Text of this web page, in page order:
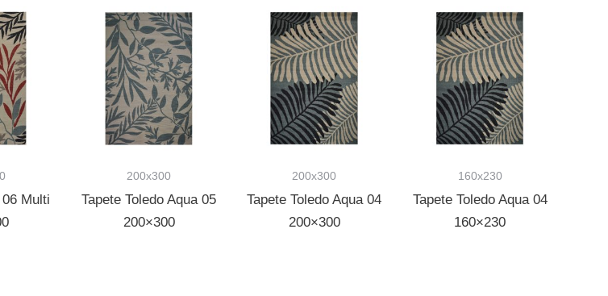
06 Multi
200x300
Tapete Toledo Aqua 05
200×300
200x300
Tapete Toledo Aqua 04
200×300
160x230
Tapete Toledo Aqua 04
160×230